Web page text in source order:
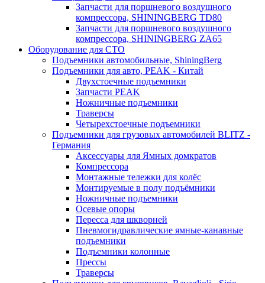
Запчасти для поршневого воздушного
компрессора, SHININGBERG TD80
Запчасти для поршневого воздушного
компрессора, SHININGBERG ZA65
Оборудование для СТО
Подъемники автомобильные, ShiningBerg
Подъемники для авто, PEAK - Китай
Двухстоечные подъемники
Запчасти PEAK
Ножничные подъемники
Траверсы
Четырехстоечные подъемники
Подъемники для грузовых автомобилей BLITZ -
Германия
Аксессуары для Ямных домкратов
Компрессора
Монтажные тележки для колёс
Монтируемые в полу подъёмники
Ножничные подъемники
Осевые опоры
Пересса для шкворней
Пневмогидравлические ямные-канавные
подъемники
Подъемники колонные
Прессы
Траверсы